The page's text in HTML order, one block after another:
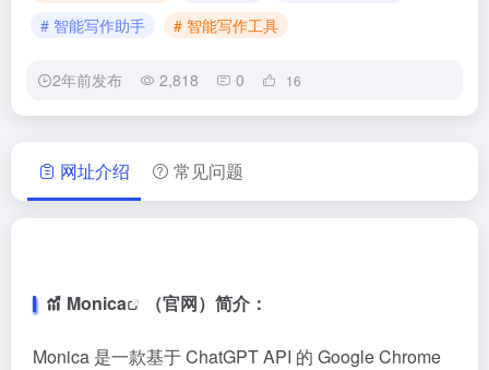
# 智能写作助手
# 智能写作工具
2年前发布 2,818 0 16
网址介绍 常见问题
Monica （官网）简介：
Monica 是一款基于 ChatGPT API 的 Google Chrome